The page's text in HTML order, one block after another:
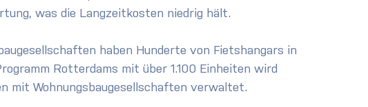
was die Langzeitkosten niedrig hält.
haben Hunderte von Fietshangars in
Rotterdams mit über 1.100 Einheiten wird
mit Wohnungsbaugesellschaften verwaltet.